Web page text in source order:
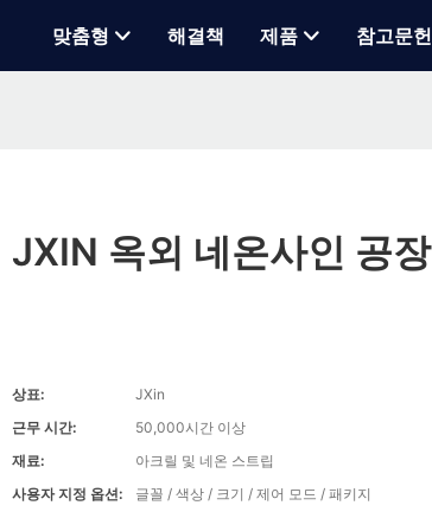
맞춤형 해결책 제품 참고문헌
JXIN 옥외 네온사인 공장
상표:
JXin
근무 시간:
50,000시간 이상
재료:
아크릴 및 네온 스트립
사용자 지정 옵션:
글꼴 / 색상 / 크기 / 제어 모드 / 패키지